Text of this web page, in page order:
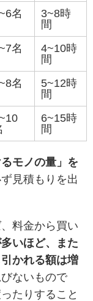
名
3~8時
間
名
4~10時
間
名
5~12時
間
6~15時
間
モノの量」を
見積もりを出
料金から買い
いほど、また
かれる額は増
ないもので
たりすること